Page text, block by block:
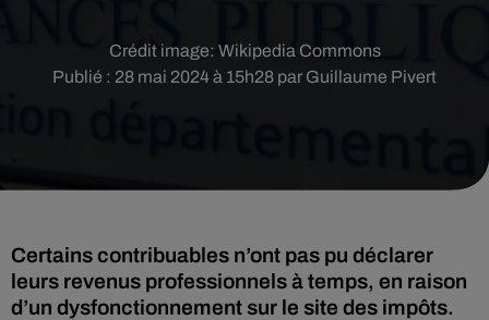
Publié : 28 mai 2024 à 15h28 par Guillaume Pivert
Crédit image: Wikipedia Commons
Certains contribuables n’ont pas pu déclarer
leurs revenus professionnels à temps, en raison
d’un dysfonctionnement sur le site des impôts.